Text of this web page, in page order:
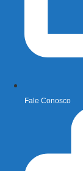
Fale Conosco